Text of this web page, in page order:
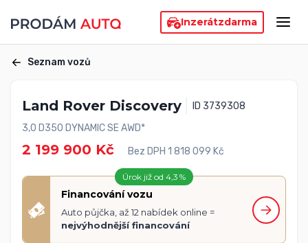
Inzerátzdarma
Seznam vozů
Land Rover Discovery
ID 3739308
3,0 D350 DYNAMIC SE AWD*
2 199 900 Kč Bez DPH 1 818 099 Kč
Úrok již od 4,3 %
Financování vozu
Auto půjčka, až 12 nabídek online =
nejvýhodnější financování